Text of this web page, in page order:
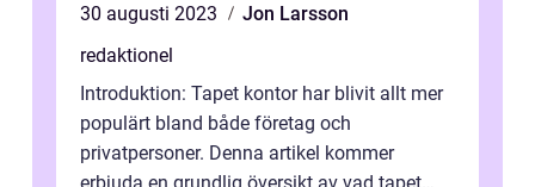
30 augusti 2023
Jon Larsson
redaktionel
Introduktion: Tapet kontor har blivit allt mer
populärt bland både företag och
privatpersoner. Denna artikel kommer